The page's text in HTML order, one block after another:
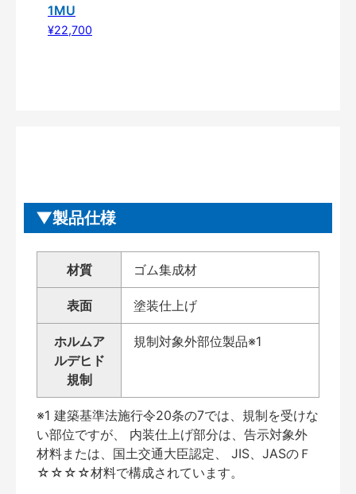
1MU
¥22,700
製品仕様
材質 ゴム集成材
表面 塗装仕上げ
ホルムア
ルデヒド
規制
規制対象外部位製品※1
※1 建築基準法施行令20条の7では、規制を受けな
い部位ですが、 内装仕上げ部分は、告示対象外
材料または、国土交通大臣認定、 JIS、JASのＦ
☆☆☆☆材料で構成されています。